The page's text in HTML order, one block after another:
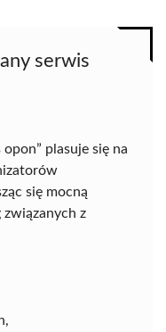
serwis
plasuje się na
się mocną
związanych z